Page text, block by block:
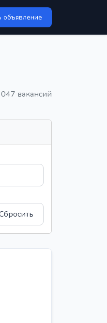
объявление
вакансий